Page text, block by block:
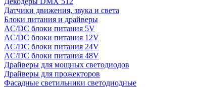
Датчики движения, звука и света
Блоки питания и драйверы
AC/DC блоки питания 5V
AC/DC блоки питания 12V
AC/DC блоки питания 24V
AC/DC блоки питания 48V
Драйверы для мощных светодиодов
Драйверы для прожекторов
Фасадные светильники светодиодные